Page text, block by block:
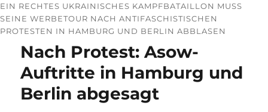
EIN RECHTES UKRAINISCHES KAMPFBATAILLON MUSS
SEINE WERBETOUR NACH ANTIFASCHISTISCHEN
PROTESTEN IN HAMBURG UND BERLIN ABBLASEN
Nach Protest: Asow-
Auftritte in Hamburg und
Berlin abgesagt